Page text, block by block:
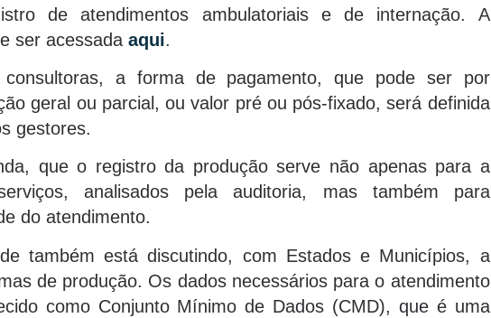
de atendimentos ambulatoriais e de internação. A
ser acessada aqui.
a forma de pagamento, que pode ser por
geral ou parcial, ou valor pré ou pós-fixado, será definida
gestores.
que o registro da produção serve não apenas para a
analisados pela auditoria, mas também para
do atendimento.
também está discutindo, com Estados e Municípios, a
de produção. Os dados necessários para o atendimento
como Conjunto Mínimo de Dados (CMD), que é uma